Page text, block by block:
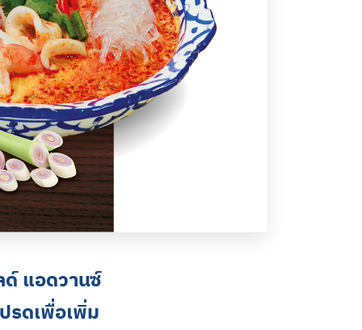
ด์ แอดวานซ์
รดเพื่อเพิ่ม